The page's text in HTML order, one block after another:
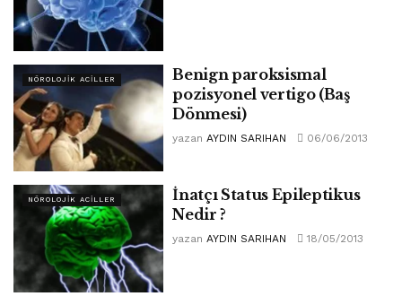
NÖROLOJIK ACILLER
Benign paroksismal
pozisyonel vertigo (Baş
Dönmesi)
yazan AYDIN SARIHAN 06/06/2013
NÖROLOJIK ACILLER
İnatçı Status Epileptikus
Nedir ?
yazan AYDIN SARIHAN 18/05/2013